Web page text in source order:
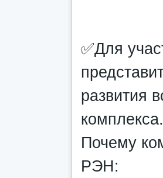
✅Для
развития
комплекса.
Почему
РЭН: